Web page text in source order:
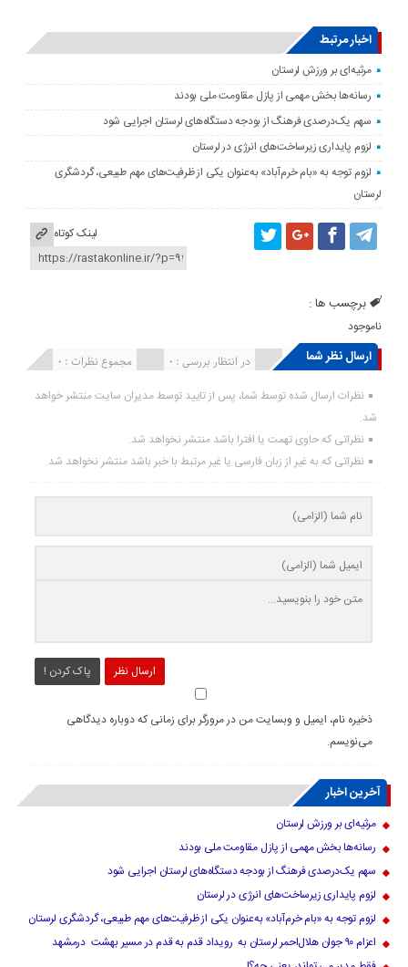
اخبار مرتبط
مرثیه‌ای بر ورزش لرستان
رسانه‌ها بخش مهمی از پازل مقاومت ملی بودند
سهم یک‌درصدی فرهنگ از بودجه دستگاه‌های لرستان اجرایی شود
لزوم پایداری زیرساخت‌های انرژی در لرستان
لزوم توجه به «بام خرم‌آباد» به‌عنوان یکی از ظرفیت‌های مهم طبیعی، گردشگری
لرستان
لینک کوتاه
برچسب ها :
ناموجود
ارسال نظر شما مجموع نظرات : 0 در انتظار بررسی : 0 انتشار یافته : ۰
نظرات ارسال شده توسط شما، پس از تایید توسط مدیران سایت منتشر خواهد
شد.
نظراتی که حاوی تهمت یا افترا باشد منتشر نخواهد شد.
نظراتی که به غیر از زبان فارسی یا غیر مرتبط با خبر باشد منتشر نخواهد شد.
ارسال نظر پاک کردن !
ذخیره نام، ایمیل و وبسایت من در مرورگر برای زمانی که دوباره دیدگاهی
می‌نویسم.
آخرین اخبار
مرثیه‌ای بر ورزش لرستان
رسانه‌ها بخش مهمی از پازل مقاومت ملی بودند
سهم یک‌درصدی فرهنگ از بودجه دستگاه‌های لرستان اجرایی شود
لزوم پایداری زیرساخت‌های انرژی در لرستان
لزوم توجه به «بام خرم‌آباد» به‌عنوان یکی از ظرفیت‌های مهم طبیعی، گردشگری لرستان
اعزام ۹۰ جوان هلال‌احمر لرستان به رویداد قدم به قدم در مسیر بهشت درمشهد